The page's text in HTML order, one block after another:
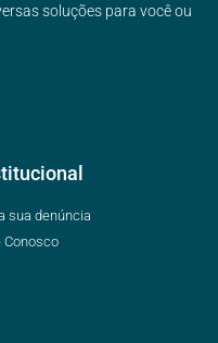
soluções para você ou
sua denúncia
Conosco